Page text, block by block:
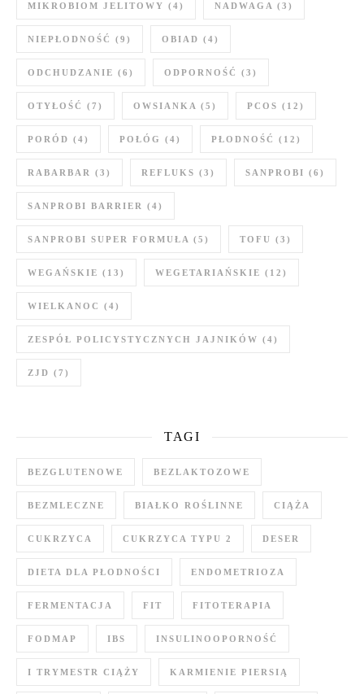
MIKROBIOM JELITOWY (4) NADWAGA (3)
NIEPŁODNOŚĆ (9) OBIAD (4)
ODCHUDZANIE (6) ODPORNOŚĆ (3)
OTYŁOŚĆ (7) OWSIANKA (5) PCOS (12)
PORÓD (4) POŁÓG (4) PŁODNOŚĆ (12)
RABARBAR (3) REFLUKS (3) SANPROBI (6)
SANPROBI BARRIER (4)
SANPROBI SUPER FORMUŁA (5) TOFU (3)
WEGAŃSKIE (13) WEGETARIAŃSKIE (12)
WIELKANOC (4)
ZESPÓŁ POLICYSTYCZNYCH JAJNIKÓW (4)
ZJD (7)
TAGI
BEZGLUTENOWE BEZLAKTOZOWE
BEZMLECZNE BIAŁKO ROŚLINNE CIĄŻA
CUKRZYCA CUKRZYCA TYPU 2 DESER
DIETA DLA PŁODNOŚCI ENDOMETRIOZA
FERMENTACJA FIT FITOTERAPIA
FODMAP IBS INSULINOOPORNOŚĆ
I TRYMESTR CIĄŻY KARMIENIE PIERSIĄ